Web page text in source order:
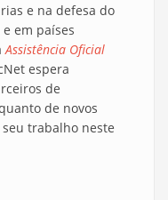
e na defesa do
em países
Assistência Oficial
espera
de
de novos
trabalho neste